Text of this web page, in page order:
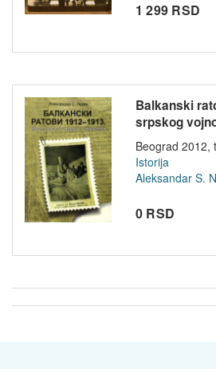
1 299 RSD
Balkanski
srpskog
Beograd 2012,
Istorija
Aleksandar S.
0 RSD